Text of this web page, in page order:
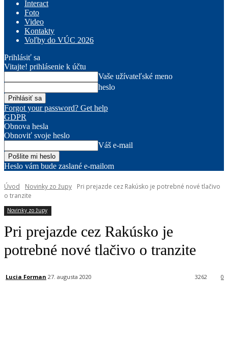
Interact
Foto
Video
Kontakty
Voľby do VÚC 2026
Prihlásiť sa
Vitajte! prihlásenie k účtu
Vaše užívateľské meno
heslo
Forgot your password? Get help
GDPR
Obnova hesla
Obnoviť svoje heslo
Váš e-mail
Heslo vám bude zaslané e-mailom
Úvod Novinky zo župy
Pri prejazde cez Rakúsko je potrebné nové tlačivo
o tranzite
Novinky zo župy
Pri prejazde cez Rakúsko je
potrebné nové tlačivo o tranzite
Lucia Forman 27. augusta 2020 0
3262